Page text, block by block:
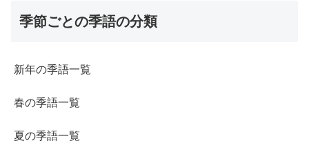
季節ごとの季語の分類
新年の季語一覧
春の季語一覧
夏の季語一覧